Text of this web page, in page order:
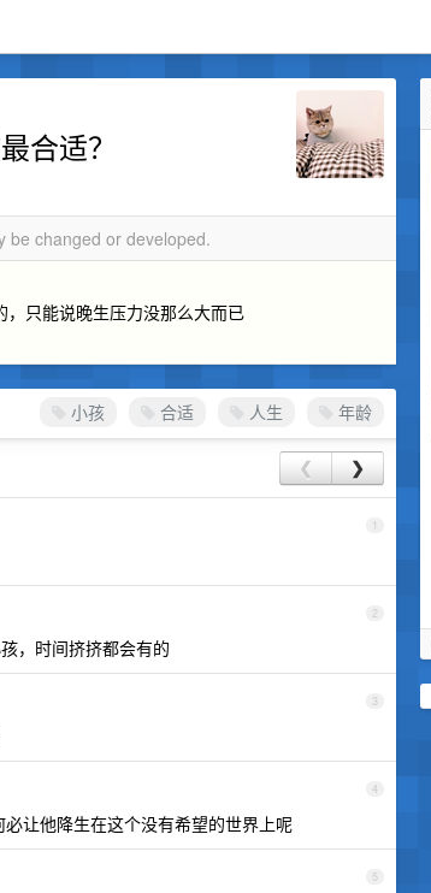
合适？
be changed or developed.
只能说晚生压力没那么大而已
小孩 合适 人生 年龄
❮ ❯
1
2
，时间挤挤都会有的
3
4
让他降生在这个没有希望的世界上呢
5